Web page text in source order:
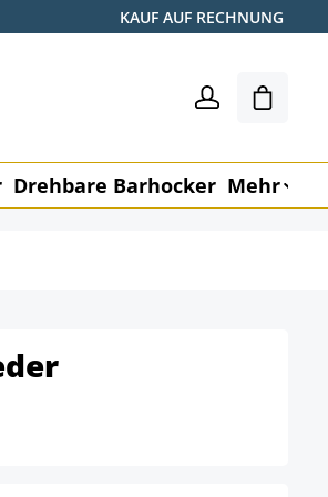
KAUF AUF RECHNUNG
Drehbare Barhocker Mehr